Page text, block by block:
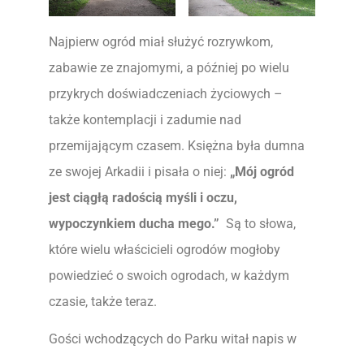
Najpierw ogród miał służyć rozrywkom,
zabawie ze znajomymi, a później po wielu
przykrych doświadczeniach życiowych –
także kontemplacji i zadumie nad
przemijającym czasem. Księżna była dumna
ze swojej Arkadii i pisała o niej: „Mój ogród
jest ciągłą radością myśli i oczu,
wypoczynkiem ducha mego.” Są to słowa,
które wielu właścicieli ogrodów mogłoby
powiedzieć o swoich ogrodach, w każdym
czasie, także teraz.
Gości wchodzących do Parku witał napis w